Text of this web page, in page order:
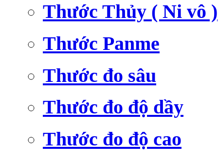
Thước Thủy ( Ni vô )
Thước Panme
Thước đo sâu
Thước đo độ dầy
Thước đo độ cao